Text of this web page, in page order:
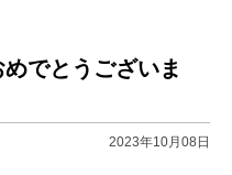
でとうございま
2023年10月08日